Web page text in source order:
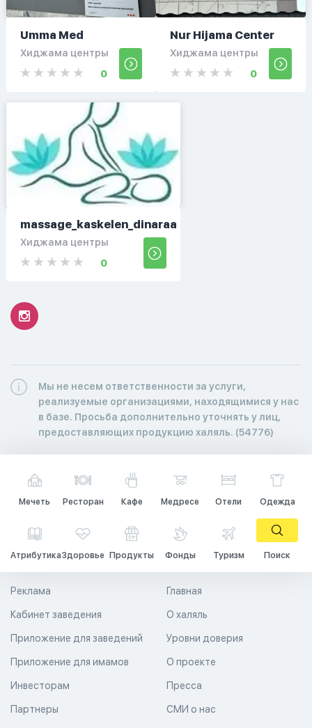
Umma Med
Хиджама центры
0
Nur Hijama Center
Хиджама центры
0
massage_kaskelen_dinaraa
Хиджама центры
0
Мы не несем ответственности за услуги,
реализуемые организациями, находящимися у нас
в базе. Просьба дополнительно уточнять у лиц,
предоставляющих продукцию халяль. (54776)
Мечеть Ресторан Кафе Медресе Отели Одежда
АтрибутикаЗдоровье Продукты Фонды Туризм Поиск
Главная
О халяль
Уровни доверия
Реклама
Кабинет заведения
Приложение для заведений
Приложение для имамов О проекте
Пресса
СМИ о нас
Инвесторам
Партнеры